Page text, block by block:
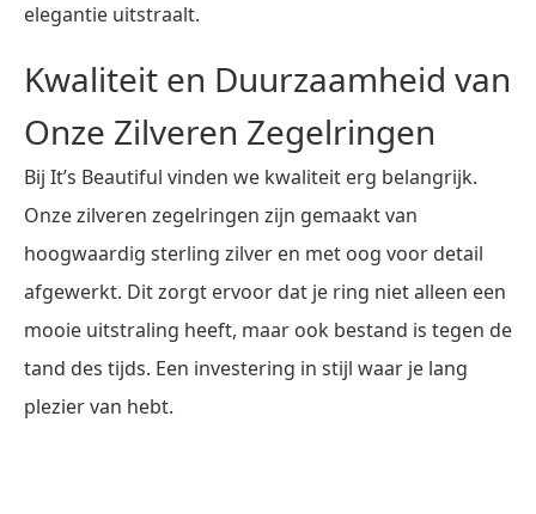
elegantie uitstraalt.
Kwaliteit en Duurzaamheid van
Onze Zilveren Zegelringen
Bij It’s Beautiful vinden we kwaliteit erg belangrijk.
Onze zilveren zegelringen zijn gemaakt van
hoogwaardig sterling zilver en met oog voor detail
afgewerkt. Dit zorgt ervoor dat je ring niet alleen een
mooie uitstraling heeft, maar ook bestand is tegen de
tand des tijds. Een investering in stijl waar je lang
plezier van hebt.